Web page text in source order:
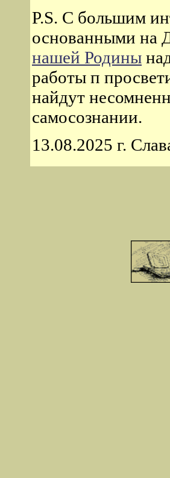
P.S. C большим
основанными на
нашей Родины
работы п
найдут
самосознании.
13.08.2025 г.